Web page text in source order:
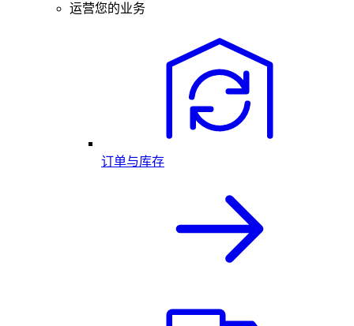
运营您的业务
订单与库存